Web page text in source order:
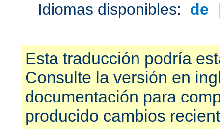
Idiomas disponibles: de
Esta traducción podría
Consulte la versión en
documentación para
producido cambios